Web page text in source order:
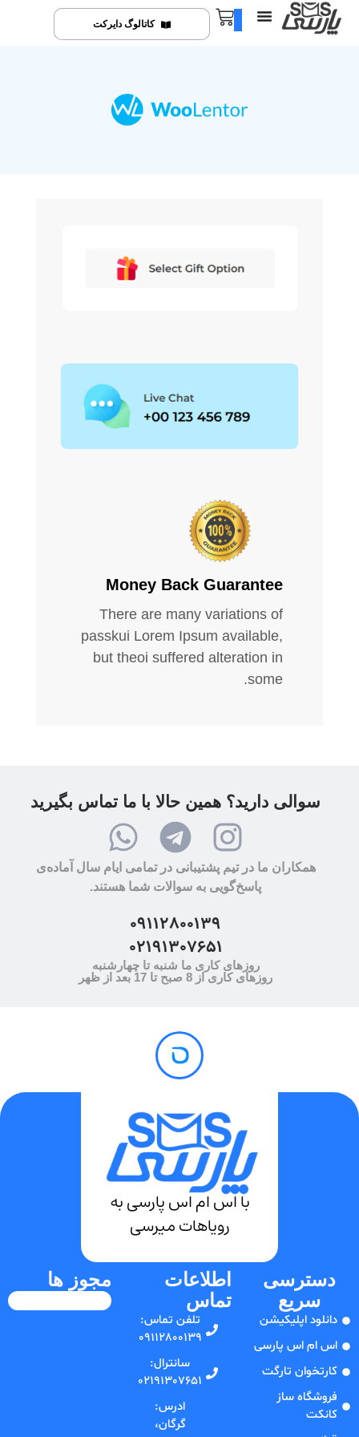
کاتالوگ دایرکت
Money Back Guarantee
There are many variations of
passkui Lorem Ipsum available,
but theoi suffered alteration in
some.
سوالی دارید؟ همین حالا با ما تماس بگیرید
همکاران ما در تیم پشتیبانی در تمامی ایام سال آماده‌ی
پاسخ‌گویی به سوالات شما هستند.
09112800139
02191307651
روزهای کاری ما شنبه تا چهارشنبه
روزهای کاری از 8 صبح تا 17 بعد از ظهر
با اس ام اس پارسی به
رویاهات میرسی
دسترسی
سریع
دانلود اپلیکیشن
اس ام اس پارسی
کارتخوان تارگت
فروشگاه ساز
کانکت
اطلاعات
تماس
تلفن‌ تماس:
09112800139
سانترال:
02191307651
ادرس:
گرگان،
مجوز ها